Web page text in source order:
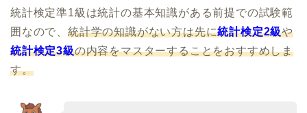
統計検定準1級は統計の基本知識がある前提での試験範
囲なので、 統計学の知識がない方は先に統計検定2級や
統計検定3級の内容をマスターすることをおすすめしま
す。